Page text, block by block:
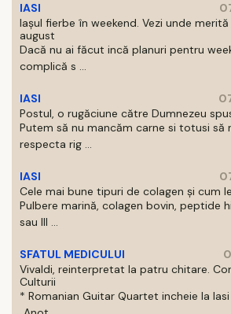
IASI
Iașul fierbe în weekend. Vezi unde
august
Dacă nu ai făcut incă planuri pentru
complică s ...
IASI
Postul, o rugăciune către Dumnezeu
Putem să nu mancăm carne si totusi să
respecta rig ...
IASI
Cele mai bune tipuri de colagen și cum
Pulbere marină, colagen bovin, peptide
sau III ...
SFATUL MEDICULUI
Vivaldi, reinterpretat la patru chitare.
Culturii
* Romanian Guitar Quartet incheie la